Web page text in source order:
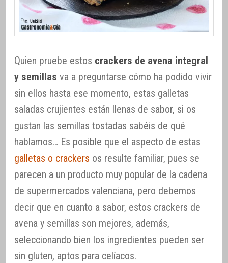
Quien pruebe estos crackers de avena integral
y semillas va a preguntarse cómo ha podido vivir
sin ellos hasta ese momento, estas galletas
saladas crujientes están llenas de sabor, si os
gustan las semillas tostadas sabéis de qué
hablamos… Es posible que el aspecto de estas
galletas o crackers os resulte familiar, pues se
parecen a un producto muy popular de la cadena
de supermercados valenciana, pero debemos
decir que en cuanto a sabor, estos crackers de
avena y semillas son mejores, además,
seleccionando bien los ingredientes pueden ser
sin gluten, aptos para celíacos.